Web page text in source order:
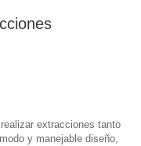
extracciones tanto
y manejable diseño,